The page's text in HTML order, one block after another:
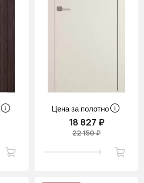
Цена за полотно
18 827 ₽
22 150 ₽